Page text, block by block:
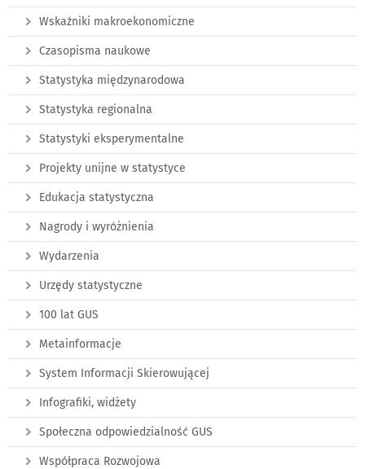
Wskaźniki makroekonomiczne
Czasopisma naukowe
Statystyka międzynarodowa
Statystyka regionalna
Statystyki eksperymentalne
Projekty unijne w statystyce
Edukacja statystyczna
Nagrody i wyróżnienia
Wydarzenia
Urzędy statystyczne
100 lat GUS
Metainformacje
System Informacji Skierowującej
Infografiki, widżety
Społeczna odpowiedzialność GUS
Współpraca Rozwojowa